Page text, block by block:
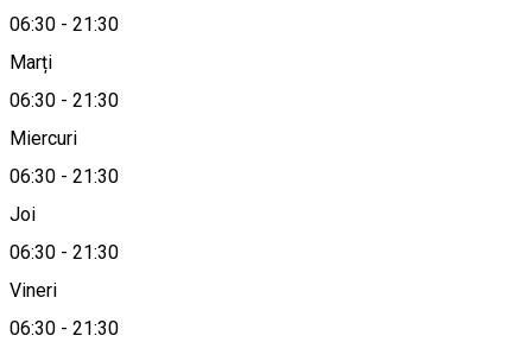
06:30 - 21:30
Marți
06:30 - 21:30
Miercuri
06:30 - 21:30
Joi
06:30 - 21:30
Vineri
06:30 - 21:30
Hartă
office@tursib.ro